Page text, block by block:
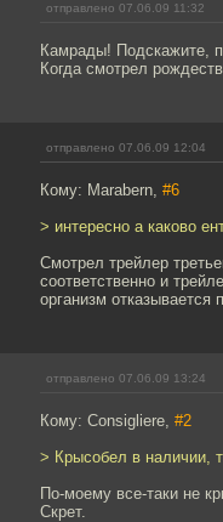
отправлено 07.06.09 11:32
Камрады! Подскажите,
Когда смотрел
отправлено 07.06.09 12:04
Кому: Marabern, #6
> интересно а каково
Смотрел трейлер
соответственно и
организм отказывается
отправлено 07.06.09 13:24
Кому: Consigliere, #2
> Крысобел в наличии,
По-моему все-таки не
Скрет.